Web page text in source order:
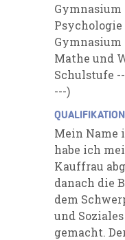
Gymnasium
Psychologie
Gymnasium
Mathe und
Schulstufe
---)
QUALIFIKATION
Mein Name
habe ich
Kauffrau
danach die
dem
und
gemacht.